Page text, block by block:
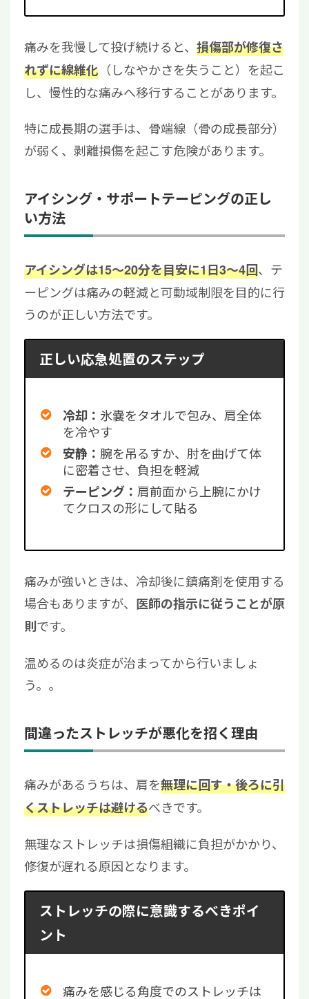
痛みを我慢して投げ続けると、 損傷部が修復さ
れずに線維化 （しなやかさを失うこと）を起こ
し、慢性的な痛みへ移行することがあります。
特に成長期の選手は、骨端線（骨の成長部分）
が弱く、剥離損傷を起こす危険があります。
アイシング・サポートテーピングの正し
い方法
アイシングは15〜20分を目安に1日3〜4回、テ
ーピングは痛みの軽減と可動域制限を目的に行
うのが正しい方法です。
正しい応急処置のステップ
冷却： 氷嚢をタオルで包み、肩全体
を冷やす
安静： 腕を吊るすか、肘を曲げて体
に密着させ、負担を軽減
テーピング： 肩前面から上腕にかけ
てクロスの形にして貼る
痛みが強いときは、冷却後に鎮痛剤を使用する
場合もありますが、 医師の指示に従うことが原
則です。
温めるのは炎症が治まってから行いましょ
う。。
間違ったストレッチが悪化を招く理由
痛みがあるうちは、肩を無理に回す・後ろに引
くストレッチは避けるべきです。
無理なストレッチは損傷組織に負担がかかり、
修復が遅れる原因となります。
ストレッチの際に意識するべきポイ
ント
痛みを感じる角度でのストレッチは